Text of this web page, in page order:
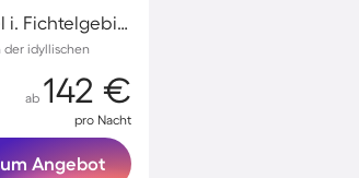
Marktredwitz, Landkreis Wunsiedel i. Fichtelgebirge, Deutschland
idyllischen
ab 142 €
pro Nacht
Angebot